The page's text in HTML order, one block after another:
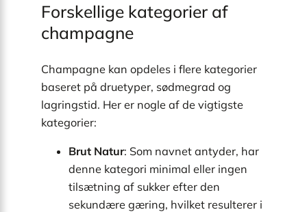
Forskellige kategorier af
champagne
Champagne kan opdeles i flere kategorier
baseret på druetyper, sødmegrad og
lagringstid. Her er nogle af de vigtigste
kategorier:
Brut Natur: Som navnet antyder, har
denne kategori minimal eller ingen
tilsætning af sukker efter den
sekundære gæring, hvilket resulterer i